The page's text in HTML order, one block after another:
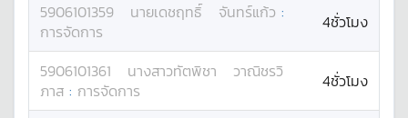
5906101359 นายเดชฤทธิ์ จันทร์แก้ว :
การจัดการ
4ชั่วโมง
5906101361 นางสาวทัตพิชา
วาณิชรวิ
ภาส : การจัดการ 4ชั่วโมง